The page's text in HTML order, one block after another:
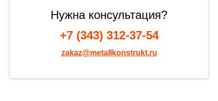
Нужна консультация?
+7 (343) 312-37-54
zakaz@metallkonstrukt.ru